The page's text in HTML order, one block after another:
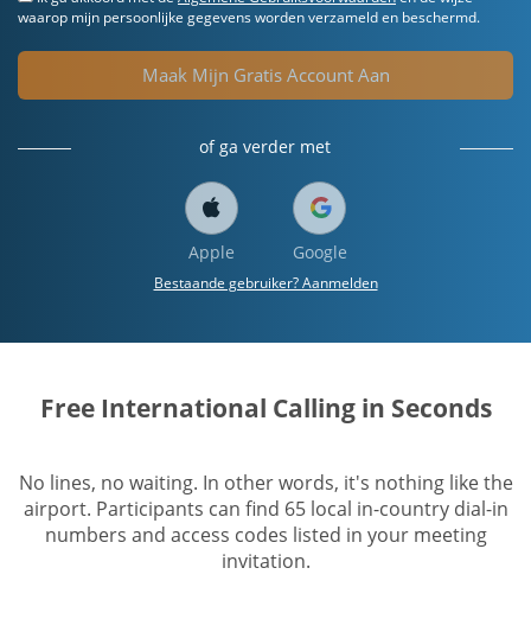
waarop mijn persoonlijke gegevens worden verzameld en beschermd.
Maak Mijn Gratis Account Aan
of ga verder met
Apple Google
Bestaande gebruiker? Aanmelden
Free International Calling in Seconds
No lines, no waiting. In other words, it's nothing like the
airport. Participants can find 65 local in-country dial-in
numbers and access codes listed in your meeting
invitation.